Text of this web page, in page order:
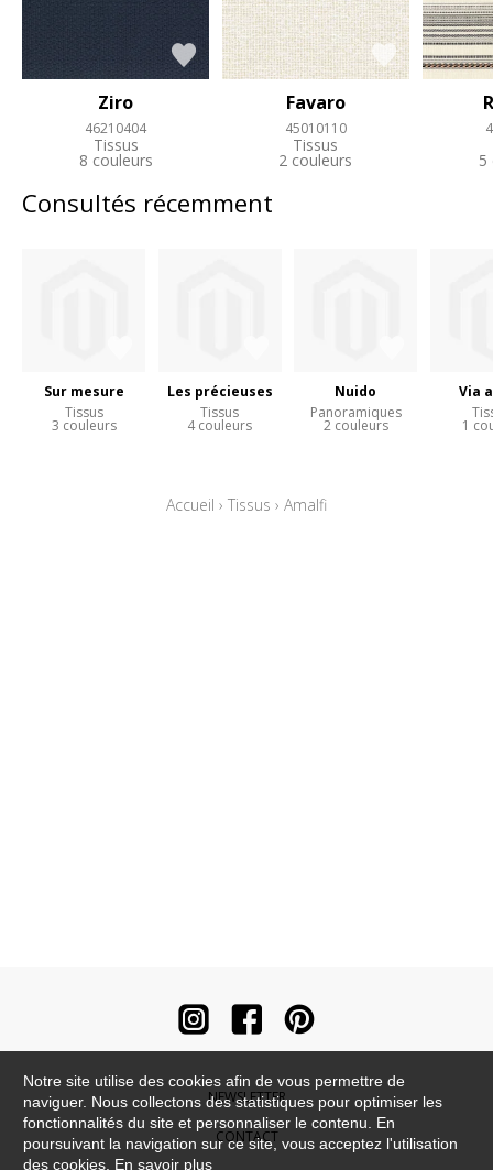
Ziro
46210404
Tissus
8 couleurs
Favaro
45010110
Tissus
2 couleurs 5
Consultés récemment
Sur mesure
Tissus
3 couleurs
Les précieuses
Tissus
4 couleurs
Nuido
Panoramiques
2 couleurs
Via
1
Accueil › Tissus › Amalfi
NEWSLETTER
CONTACT
Notre site utilise des cookies afin de vous permettre de
naviguer. Nous collectons des statistiques pour optimiser les
fonctionnalités du site et personnaliser le contenu. En
poursuivant la navigation sur ce site, vous acceptez l'utilisation
des cookies. En savoir plus